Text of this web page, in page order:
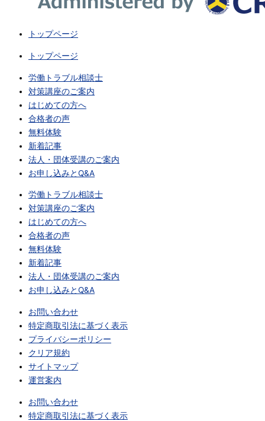
トップページ
トップページ
労働トラブル相談士
対策講座のご案内
はじめての方へ
合格者の声
無料体験
新着記事
法人・団体受講のご案内
お申し込みとQ&A
労働トラブル相談士
対策講座のご案内
はじめての方へ
合格者の声
無料体験
新着記事
法人・団体受講のご案内
お申し込みとQ&A
お問い合わせ
特定商取引法に基づく表示
プライバシーポリシー
クリア規約
サイトマップ
運営案内
お問い合わせ
特定商取引法に基づく表示